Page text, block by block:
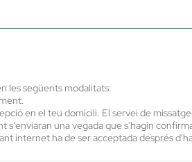
les següents modalitats:
en el teu domicili. El servei de
una vegada que s'hagin
internet ha de ser acceptada després